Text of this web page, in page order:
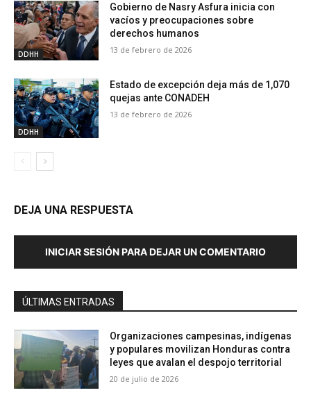
DDHH
Gobierno de Nasry Asfura inicia con
vacíos y preocupaciones sobre
derechos humanos
13 de febrero de 2026
DDHH
Estado de excepción deja más de 1,070
quejas ante CONADEH
13 de febrero de 2026
DEJA UNA RESPUESTA
INICIAR SESIÓN PARA DEJAR UN COMENTARIO
ÚLTIMAS ENTRADAS
Organizaciones campesinas, indígenas
y populares movilizan Honduras contra
leyes que avalan el despojo territorial
20 de julio de 2026